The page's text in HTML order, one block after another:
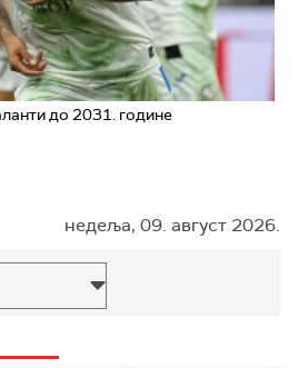
до 2031. године
недеља, 09. август 2026.